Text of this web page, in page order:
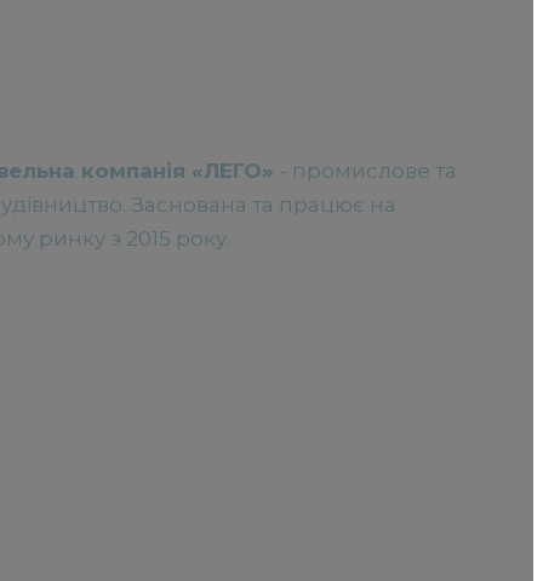
компанія «ЛЕГО» - промислове та
Заснована та працює на
ринку з 2015 року.